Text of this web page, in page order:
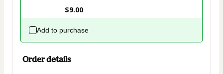
$9.00
Add to purchase
Order details